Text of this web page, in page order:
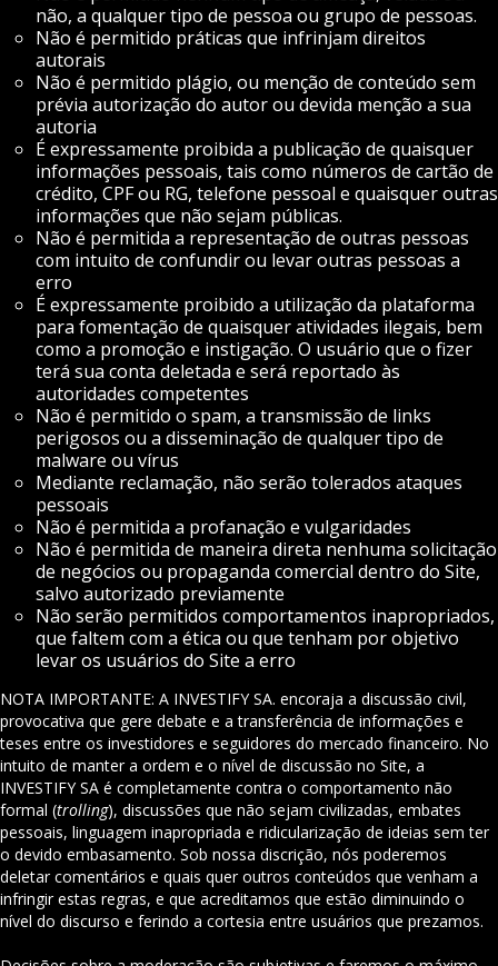
não, a qualquer tipo de pessoa ou grupo de pessoas.
Não é permitido práticas que infrinjam direitos
autorais
Não é permitido plágio, ou menção de conteúdo sem
prévia autorização do autor ou devida menção a sua
autoria
É expressamente proibida a publicação de quaisquer
informações pessoais, tais como números de cartão de
crédito, CPF ou RG, telefone pessoal e quaisquer outras
informações que não sejam públicas.
Não é permitida a representação de outras pessoas
com intuito de confundir ou levar outras pessoas a
erro
É expressamente proibido a utilização da plataforma
para fomentação de quaisquer atividades ilegais, bem
como a promoção e instigação. O usuário que o fizer
terá sua conta deletada e será reportado às
autoridades competentes
Não é permitido o spam, a transmissão de links
perigosos ou a disseminação de qualquer tipo de
malware ou vírus
Mediante reclamação, não serão tolerados ataques
pessoais
Não é permitida a profanação e vulgaridades
Não é permitida de maneira direta nenhuma solicitação
de negócios ou propaganda comercial dentro do Site,
salvo autorizado previamente
Não serão permitidos comportamentos inapropriados,
que faltem com a ética ou que tenham por objetivo
levar os usuários do Site a erro
NOTA IMPORTANTE: A INVESTIFY SA. encoraja a discussão civil,
provocativa que gere debate e a transferência de informações e
teses entre os investidores e seguidores do mercado financeiro. No
intuito de manter a ordem e o nível de discussão no Site, a
INVESTIFY SA é completamente contra o comportamento não
formal (trolling), discussões que não sejam civilizadas, embates
pessoais, linguagem inapropriada e ridicularização de ideias sem ter
o devido embasamento. Sob nossa discrição, nós poderemos
deletar comentários e quais quer outros conteúdos que venham a
infringir estas regras, e que acreditamos que estão diminuindo o
nível do discurso e ferindo a cortesia entre usuários que prezamos.